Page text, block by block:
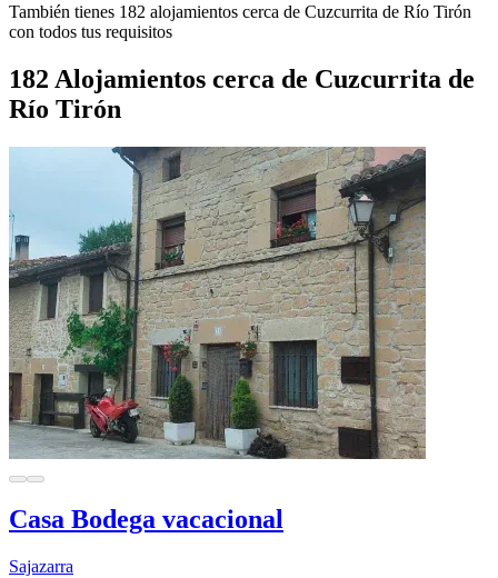
También tienes 182 alojamientos cerca de Cuzcurrita de Río Tirón
con todos tus requisitos
182 Alojamientos cerca de Cuzcurrita de
Río Tirón
Casa Bodega vacacional
Sajazarra